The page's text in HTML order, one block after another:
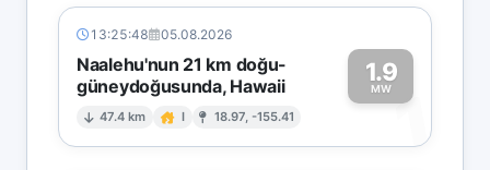
13:25:48 05.08.2026
Naalehu'nun 21 km doğu-
güneydoğusunda, Hawaii
47.4 km I 18.97, -155.41
1.9
MW1